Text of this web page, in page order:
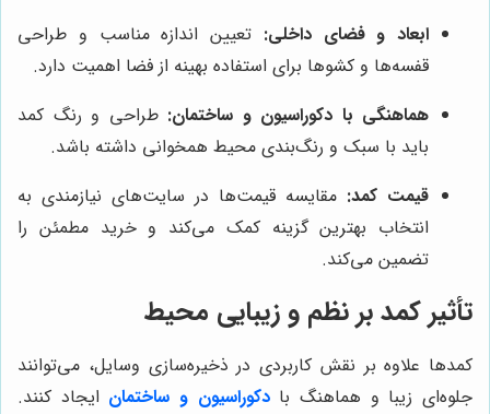
ابعاد و فضای داخلی: تعیین اندازه مناسب و طراحی
قفسه‌ها و کشوها برای استفاده بهینه از فضا اهمیت دارد.
هماهنگی با دکوراسیون و ساختمان: طراحی و رنگ کمد
باید با سبک و رنگ‌بندی محیط همخوانی داشته باشد.
قیمت کمد: مقایسه قیمت‌ها در سایت‌های نیازمندی به
انتخاب بهترین گزینه کمک می‌کند و خرید مطمئن را
تضمین می‌کند.
تأثیر کمد بر نظم و زیبایی محیط
کمدها علاوه بر نقش کاربردی در ذخیره‌سازی وسایل، می‌توانند
جلوه‌ای زیبا و هماهنگ بادکوراسیون و ساختمان ایجاد کنند.